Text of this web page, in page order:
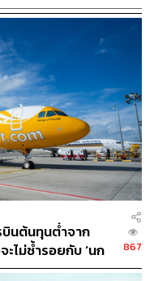
บินต้นทุนต่ำจาก
ไม่ซ้ำรอยกับ ‘นก
867